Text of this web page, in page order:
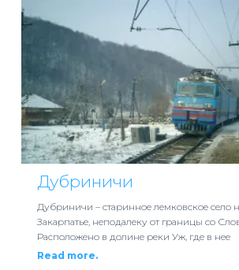
Дубриничи
Дубриничи – старинное лемковское село
Закарпатье, неподалеку от границы со
Расположено в долине реки Уж, где в нее
Read more.